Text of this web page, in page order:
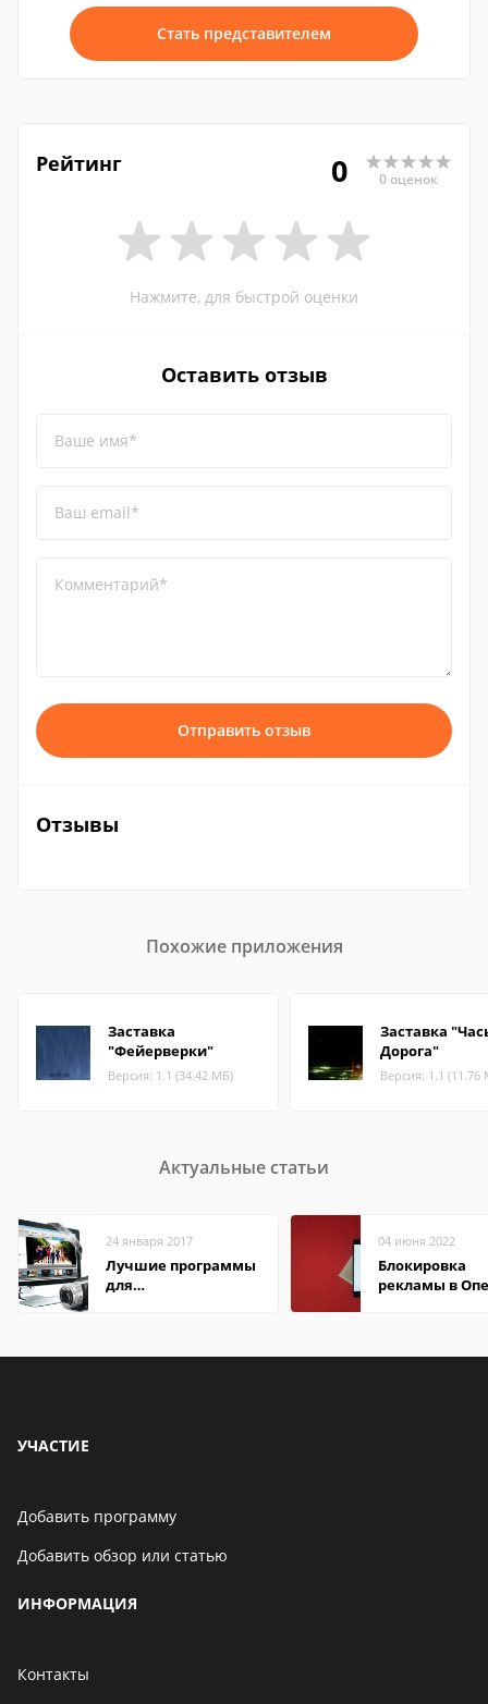
Стать представителем
Рейтинг 0 0 оценок
Нажмите, для быстрой оценки
Оставить отзыв
Ваше имя*
Ваш email*
Комментарий*
Отправить отзыв
Отзывы
Похожие приложения
Заставка
"Фейерверки"
Версия: 1.1 (34.42 МБ)
Заставка
Дорога"
Версия: 1.1 (11.76
Актуальные статьи
24 января 2017
Лучшие программы
для
04 июня 2022
Блокировка
рекламы в
УЧАСТИЕ
Добавить программу
Добавить обзор или статью
ИНФОРМАЦИЯ
Контакты